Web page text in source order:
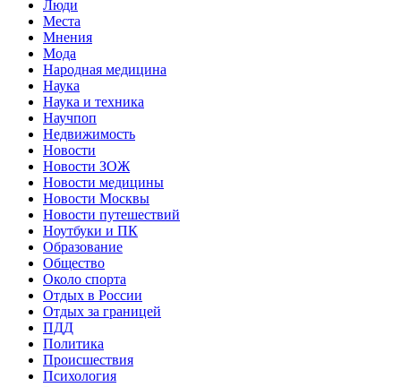
Люди
Места
Мнения
Мода
Народная медицина
Наука
Наука и техника
Научпоп
Недвижимость
Новости
Новости ЗОЖ
Новости медицины
Новости Москвы
Новости путешествий
Ноутбуки и ПК
Образование
Общество
Около спорта
Отдых в России
Отдых за границей
ПДД
Политика
Происшествия
Психология